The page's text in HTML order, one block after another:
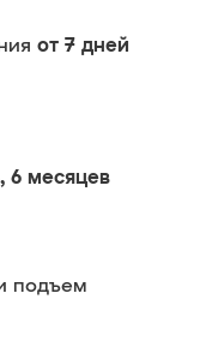
от 7 дней
6 месяцев
подъем